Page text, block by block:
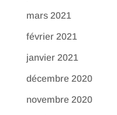
mars 2021
février 2021
janvier 2021
décembre 2020
novembre 2020